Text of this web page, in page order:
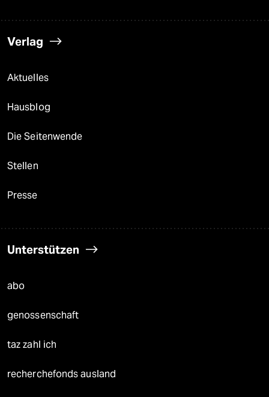
Verlag
Aktuelles
Hausblog
Die Seitenwende
Stellen
Presse
Unterstützen
abo
genossenschaft
taz zahl ich
recherchefonds ausland